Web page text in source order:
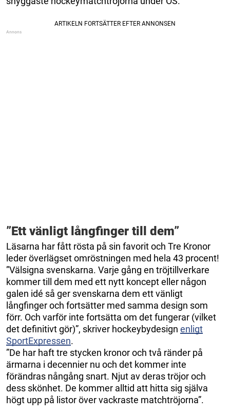
”Ett vänligt långfinger till dem”
Läsarna har fått rösta på sin favorit och Tre Kronor
leder överlägset omröstningen med hela 43 procent!
”Välsigna svenskarna. Varje gång en tröjtillverkare
kommer till dem med ett nytt koncept eller någon
galen idé så ger svenskarna dem ett vänligt
långfinger och fortsätter med samma design som
förr. Och varför inte fortsätta om det fungerar (vilket
det definitivt gör)”, skriver hockeybydesign enligt
SportExpressen.
”De har haft tre stycken kronor och två ränder på
ärmarna i decennier nu och det kommer inte
förändras nångång snart. Njut av deras tröjor och
dess skönhet. De kommer alltid att hitta sig själva
högt upp på listor över vackraste matchtröjorna”.